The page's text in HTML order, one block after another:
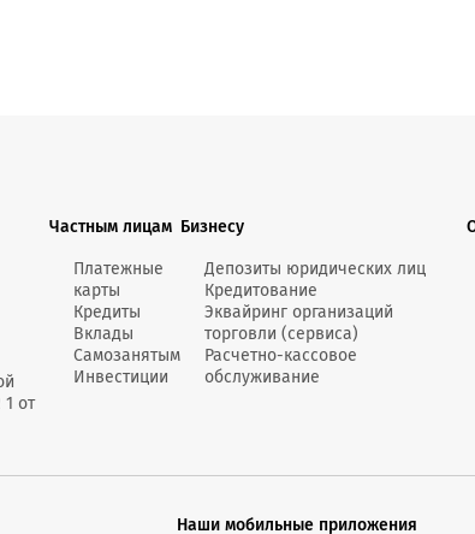
от
Частным лицам
Платежные
карты
Кредиты
Вклады
Самозанятым
Инвестиции
Бизнесу
Депозиты юридических лиц
Кредитование
Эквайринг организаций
торговли (сервиса)
Расчетно-кассовое
обслуживание
Наши мобильные приложения